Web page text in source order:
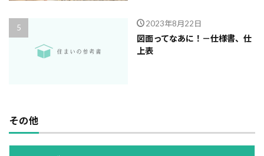
2023年8月22日
図面ってなあに！－仕様書、仕
上表
その他